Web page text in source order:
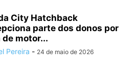
City Hatchback
parte dos donos por
motor...
Pereira - 24 de maio de 2026